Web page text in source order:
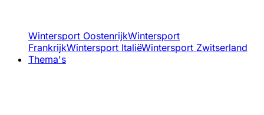
Wintersport OostenrijkWintersport
FrankrijkWintersport ItaliëWintersport Zwitserland
Thema's